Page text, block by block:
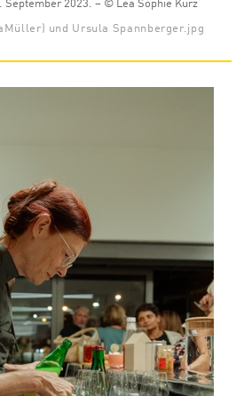
2023. – © Lea Sophie Kurz
und Ursula Spannberger.jpg